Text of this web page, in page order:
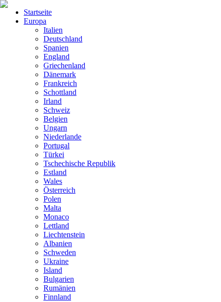
Startseite
Europa
Italien
Deutschland
Spanien
England
Griechenland
Dänemark
Frankreich
Schottland
Irland
Schweiz
Belgien
Ungarn
Niederlande
Portugal
Türkei
Tschechische Republik
Estland
Wales
Österreich
Polen
Malta
Monaco
Lettland
Liechtenstein
Albanien
Schweden
Ukraine
Island
Bulgarien
Rumänien
Finnland